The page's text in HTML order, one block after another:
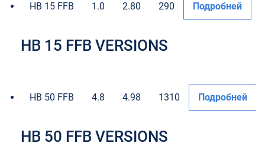
HB 15 FFB 1.0 2.80 290 Подробней
HB 15 FFB VERSIONS
HB 50 FFB 4.8 4.98 1310 Подробней
HB 50 FFB VERSIONS